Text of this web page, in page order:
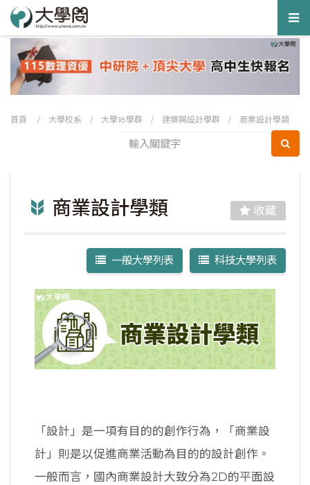
首頁 / 大學校系 / 大學18學群 / 建築與設計學群 / 商業設計學類
商業設計學類 收藏
科技大學列表
一般大學列表
「設計」是一項有目的的創作行為，「商業設
計」則是以促進商業活動為目的的設計創作。
一般而言，國內商業設計大致分為2D的平面設